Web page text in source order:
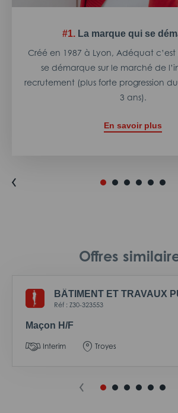
#1. La marque qui se
Créé en 1987 à Lyon, Adéquat
se démarque sur le marché de
recrutement (plus forte progression
3 ans).
En savoir plus
Offres
BÂTIMENT ET TRAVAUX
Réf : Z30-323553
Maçon H/F
Interim Troyes